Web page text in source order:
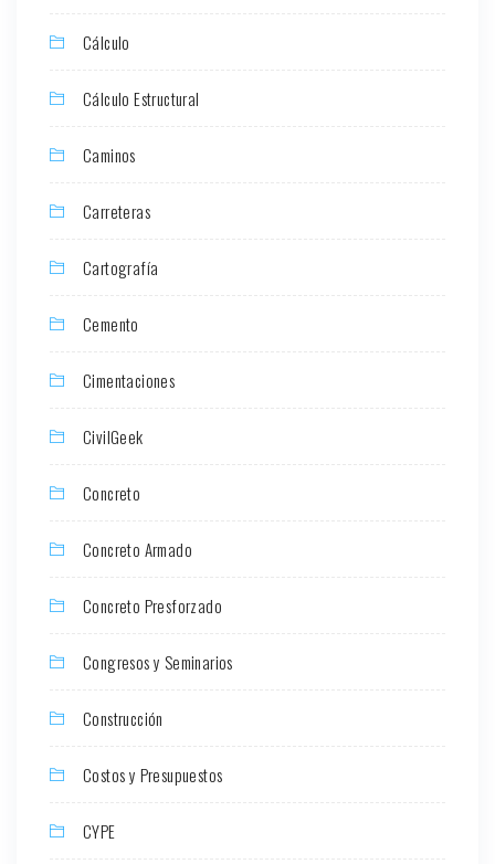
Cálculo
Cálculo Estructural
Caminos
Carreteras
Cartografía
Cemento
Cimentaciones
CivilGeek
Concreto
Concreto Armado
Concreto Presforzado
Congresos y Seminarios
Construcción
Costos y Presupuestos
CYPE